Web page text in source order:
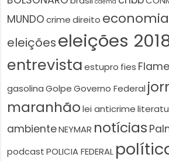
MUNDO crime direito economia
eleiçõeseleições
entrevista estupro fies
gasolina Golpe Governo Federal
maranhão lei anticrime
ambienteNEYMAR notícias
podcast POLICIA FEDERAL